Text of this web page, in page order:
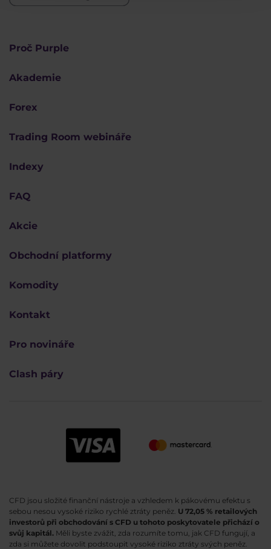
Proč Purple
Akademie
Forex
Trading Room webináře
Indexy
FAQ
Akcie
Obchodní platformy
Komodity
Kontakt
Pro novináře
Clash páry
CFD jsou složité finanční nástroje a vzhledem k pákovému efektu s
sebou nesou vysoké riziko rychlé ztráty peněz. U 72,05 % retailových
investorů při obchodování s CFD u tohoto poskytovatele přichází o
svůj kapitál. Měli byste zvážit, zda rozumíte tomu, jak CFD fungují, a
zda si můžete dovolit podstoupit vysoké riziko ztráty svých peněz.